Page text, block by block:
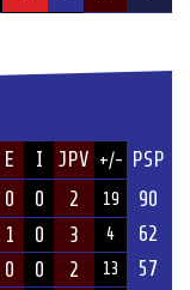
E I JPV +/- PSP
0 0 2 19 90
1 0 3 4 62
0 0 2 13 57